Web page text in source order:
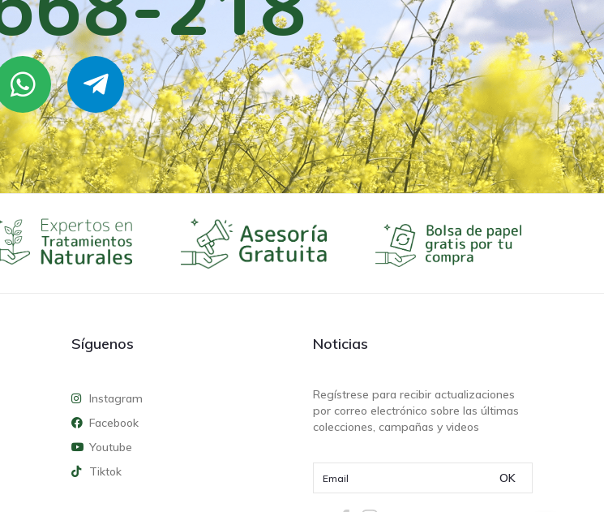
Síguenos
Instagram
Facebook
Youtube
Tiktok
Noticias
Regístrese para recibir actualizaciones
por correo electrónico sobre las últimas
colecciones, campañas y videos
OK